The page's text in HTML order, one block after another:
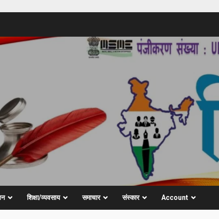
शिक्षा/व्यवसाय समाचार संस्कार Account